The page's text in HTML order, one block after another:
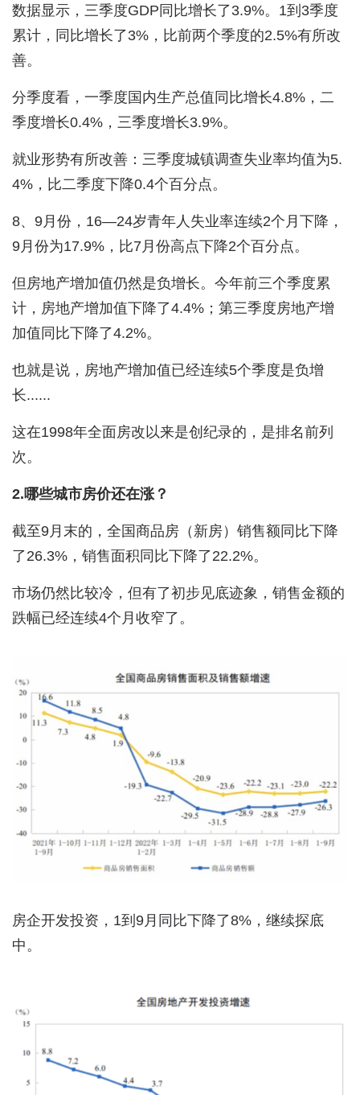
数据显示，三季度GDP同比增长了3.9%。1到3季度
累计，同比增长了3%，比前两个季度的2.5%有所改
善。
分季度看，一季度国内生产总值同比增长4.8%，二
季度增长0.4%，三季度增长3.9%。
就业形势有所改善：三季度城镇调查失业率均值为5.
4%，比二季度下降0.4个百分点。
8、9月份，16—24岁青年人失业率连续2个月下降，
9月份为17.9%，比7月份高点下降2个百分点。
但房地产增加值仍然是负增长。今年前三个季度累
计，房地产增加值下降了4.4%；第三季度房地产增
加值同比下降了4.2%。
也就是说，房地产增加值已经连续5个季度是负增
长......
这在1998年全面房改以来是创纪录的，是排名前列
次。
2.哪些城市房价还在涨？
截至9月末的，全国商品房（新房）销售额同比下降
了26.3%，销售面积同比下降了22.2%。
市场仍然比较冷，但有了初步见底迹象，销售金额的
跌幅已经连续4个月收窄了。
房企开发投资，1到9月同比下降了8%，继续探底
中。